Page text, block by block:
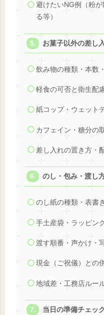
避けたいNG例（粉
る等）
お菓子以外の差し
飲み物の種類・本数
軽食の可否と衛生配
紙コップ・ウェット
カフェイン・糖分の
差し入れの置き方・
のし・包み・渡し
のし紙の種類・表書
手土産袋・ラッピン
渡す順番・声かけ・
現金（ご祝儀）との
地域差・工務店ルー
当日の準備チェッ